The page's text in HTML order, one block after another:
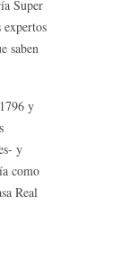
Super
expertos
saben
y
y
como
Real